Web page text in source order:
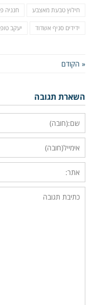
חילוץ טבעת מאצבע חנניה
ידידים סניף אשדוד יעקב
« הקודם
השארת תגובה